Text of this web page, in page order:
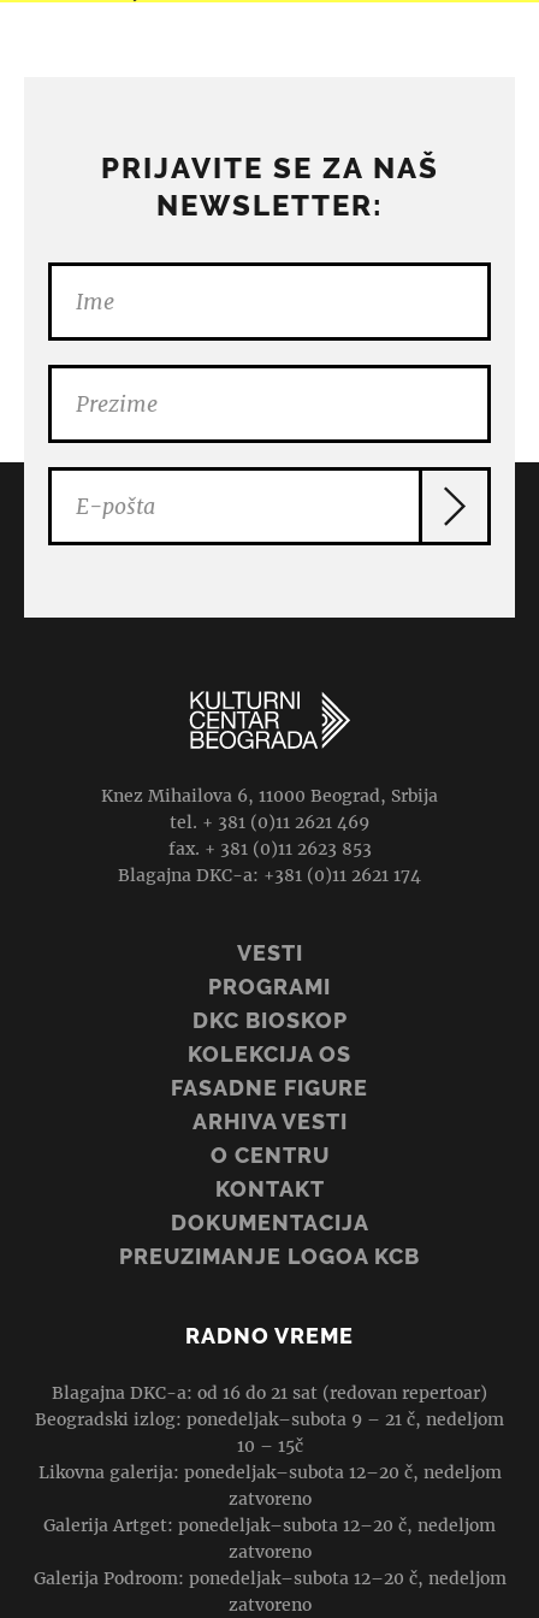
PRIJAVITE SE ZA NAŠ
NEWSLETTER:
Knez Mihailova 6, 11000 Beograd, Srbija
tel. + 381 (0)11 2621 469
fax. + 381 (0)11 2623 853
Blagajna DKC-a: +381 (0)11 2621 174
VESTI
PROGRAMI
DKC BIOSKOP
KOLEKCIJA OS
FASADNE FIGURE
ARHIVA VESTI
O CENTRU
KONTAKT
DOKUMENTACIJA
PREUZIMANJE LOGOA KCB
RADNO VREME
Blagajna DKC-a: od 16 do 21 sat (redovan repertoar)
Beogradski izlog: ponedeljak–subota 9 – 21 č, nedeljom
10 – 15č
Likovna galerija: ponedeljak–subota 12–20 č, nedeljom
zatvoreno
Galerija Artget: ponedeljak–subota 12–20 č, nedeljom
zatvoreno
Galerija Podroom: ponedeljak–subota 12–20 č, nedeljom
zatvoreno